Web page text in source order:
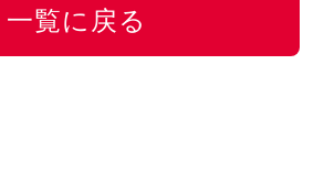
一覧に戻る